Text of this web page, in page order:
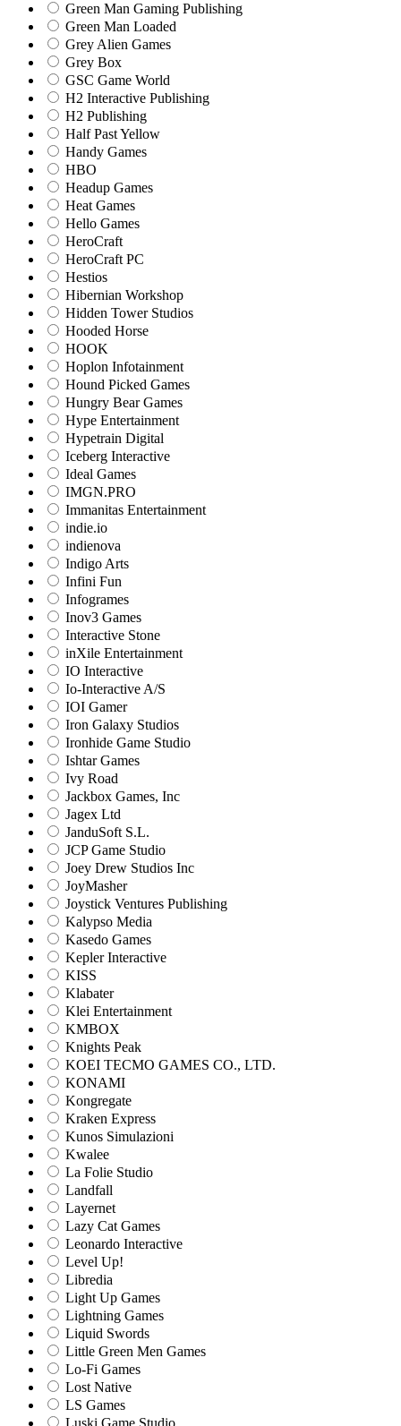
Green Man Gaming Publishing
Green Man Loaded
Grey Alien Games
Grey Box
GSC Game World
H2 Interactive Publishing
H2 Publishing
Half Past Yellow
Handy Games
HBO
Headup Games
Heat Games
Hello Games
HeroCraft
HeroCraft PC
Hestios
Hibernian Workshop
Hidden Tower Studios
Hooded Horse
HOOK
Hoplon Infotainment
Hound Picked Games
Hungry Bear Games
Hype Entertainment
Hypetrain Digital
Iceberg Interactive
Ideal Games
IMGN.PRO
Immanitas Entertainment
indie.io
indienova
Indigo Arts
Infini Fun
Infogrames
Inov3 Games
Interactive Stone
inXile Entertainment
IO Interactive
Io-Interactive A/S
IOI Gamer
Iron Galaxy Studios
Ironhide Game Studio
Ishtar Games
Ivy Road
Jackbox Games, Inc
Jagex Ltd
JanduSoft S.L.
JCP Game Studio
Joey Drew Studios Inc
JoyMasher
Joystick Ventures Publishing
Kalypso Media
Kasedo Games
Kepler Interactive
KISS
Klabater
Klei Entertainment
KMBOX
Knights Peak
KOEI TECMO GAMES CO., LTD.
KONAMI
Kongregate
Kraken Express
Kunos Simulazioni
Kwalee
La Folie Studio
Landfall
Layernet
Lazy Cat Games
Leonardo Interactive
Level Up!
Libredia
Light Up Games
Lightning Games
Liquid Swords
Little Green Men Games
Lo-Fi Games
Lost Native
LS Games